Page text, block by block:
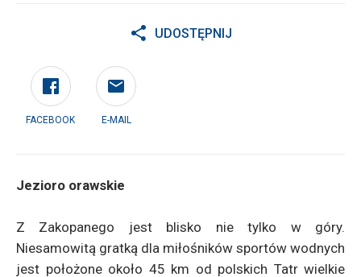
UDOSTĘPNIJ
FACEBOOK E-MAIL
Jezioro orawskie
Z Zakopanego jest blisko nie tylko w góry.
Niesamowitą gratką dla miłośników sportów wodnych
jest położone około 45 km od polskich Tatr wielkie